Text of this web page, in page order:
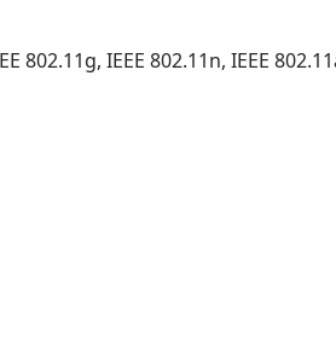
802.11g, IEEE 802.11n, IEEE